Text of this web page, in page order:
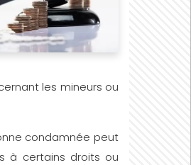
les mineurs ou
condamnée peut
à certains droits ou